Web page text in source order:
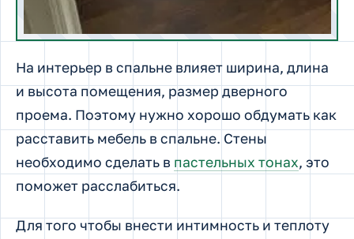
На интерьер в спальне влияет ширина, длина
и высота помещения, размер дверного
проема. Поэтому нужно хорошо обдумать как
расставить мебель в спальне. Стены
необходимо сделать в пастельных тонах, это
поможет расслабиться.
Для того чтобы внести интимность и теплоту